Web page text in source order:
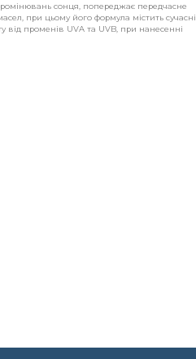
сонця, попереджає передчасне
при цьому його формула містить сучасні
від променів UVA та UVB, при нанесенні